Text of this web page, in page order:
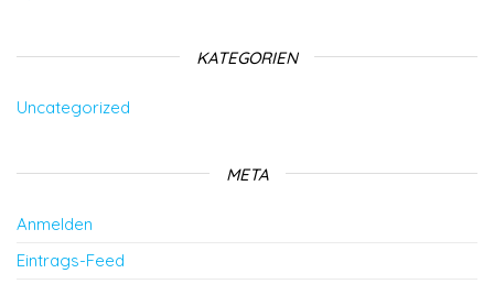
KATEGORIEN
Uncategorized
META
Anmelden
Eintrags-Feed